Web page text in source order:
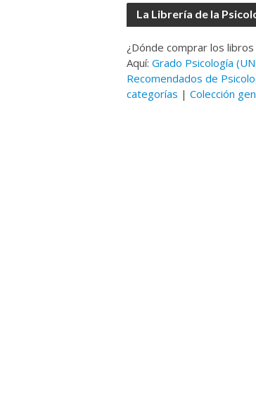
La Librería de la
¿Dónde comprar los
Aquí:Grado Psicología
Recomendados de
categorías |Colección